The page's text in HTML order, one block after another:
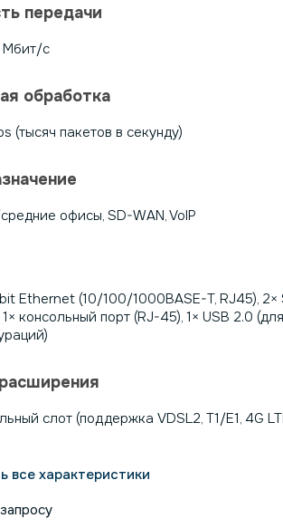
передачи
с
обработка
(тысяч пакетов в секунду)
офисы, SD-WAN, VoIP
Ethernet (10/100/1000BASE-T, RJ45), 2×
1× консольный порт (RJ-45), 1× USB 2.0
слот (поддержка VDSL2, T1/E1, 4G
все характеристики